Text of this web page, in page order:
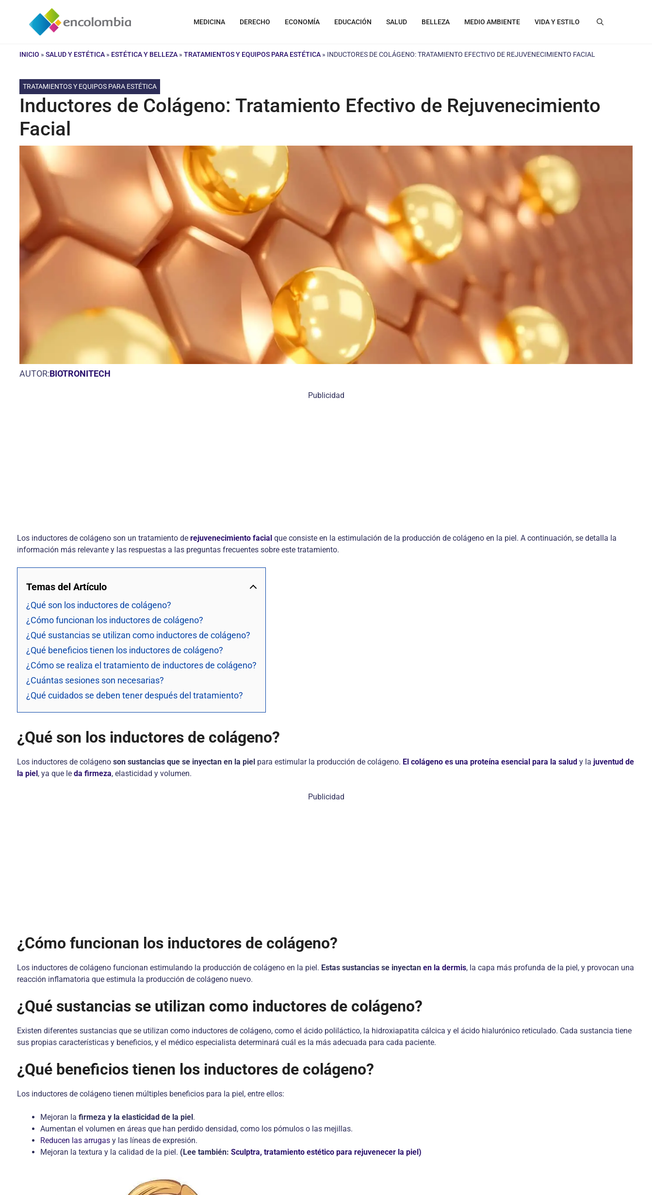
contenido
MEDICINA DERECHO ECONOMÍA EDUCACIÓN SALUD BELLEZA MEDIO AMBIENTE VIDA Y ESTILO
INICIO » SALUD Y ESTÉTICA » ESTÉTICA Y BELLEZA » TRATAMIENTOS Y EQUIPOS PARA ESTÉTICA » INDUCTORES DE COLÁGENO: TRATAMIENTO EFECTIVO DE REJUVENECIMIENTO FACIAL
TRATAMIENTOS Y EQUIPOS PARA ESTÉTICA
Inductores de Colágeno: Tratamiento Efectivo de Rejuvenecimiento
Facial
AUTOR:BIOTRONITECH
Publicidad
Los inductores de colágeno son un tratamiento de rejuvenecimiento facial que consiste en la estimulación de la producción de colágeno en la piel. A continuación, se detalla la
información más relevante y las respuestas a las preguntas frecuentes sobre este tratamiento.
Temas del Artículo
¿Qué son los inductores de colágeno?
¿Cómo funcionan los inductores de colágeno?
¿Qué sustancias se utilizan como inductores de colágeno?
¿Qué beneficios tienen los inductores de colágeno?
¿Cómo se realiza el tratamiento de inductores de colágeno?
¿Cuántas sesiones son necesarias?
¿Qué cuidados se deben tener después del tratamiento?
¿Qué son los inductores de colágeno?
Los inductores de colágeno son sustancias que se inyectan en la piel para estimular la producción de colágeno. El colágeno es una proteína esencial para la salud y la juventud de
la piel, ya que le da firmeza, elasticidad y volumen.
Publicidad
¿Cómo funcionan los inductores de colágeno?
Los inductores de colágeno funcionan estimulando la producción de colágeno en la piel. Estas sustancias se inyectan en la dermis, la capa más profunda de la piel, y provocan una
reacción inflamatoria que estimula la producción de colágeno nuevo.
¿Qué sustancias se utilizan como inductores de colágeno?
Existen diferentes sustancias que se utilizan como inductores de colágeno, como el ácido poliláctico, la hidroxiapatita cálcica y el ácido hialurónico reticulado. Cada sustancia tiene
sus propias características y beneficios, y el médico especialista determinará cuál es la más adecuada para cada paciente.
¿Qué beneficios tienen los inductores de colágeno?
Los inductores de colágeno tienen múltiples beneficios para la piel, entre ellos:
Mejoran la firmeza y la elasticidad de la piel.
Aumentan el volumen en áreas que han perdido densidad, como los pómulos o las mejillas.
Reducen las arrugas y las líneas de expresión.
Mejoran la textura y la calidad de la piel. (Lee también: Sculptra, tratamiento estético para rejuvenecer la piel)